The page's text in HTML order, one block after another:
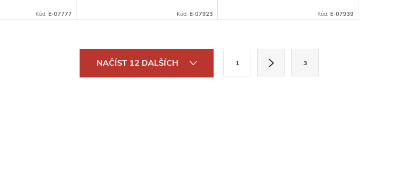
Kód:E-07777 Kód: E-07923 Kód: E-07939
NAČÍST 12 DALŠÍCH 1 3